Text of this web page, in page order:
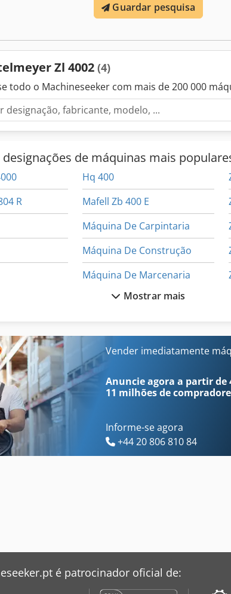
encontradas nas imagens do produto e no documento
Guardar pesquisa
Zl 4002 (4)
todo o Machineseeker com mais de 200 000
designações de máquinas mais
R
Hq 400
Mafell Zb 400 E
Máquina De Carpintaria
Máquina De Construção
Máquina De Marcenaria
Nzm 11 400
Zettelmeyer Zl 402
Zettelmeyer Zl 602
Mostrar mais
Vender imediatamente
Anuncie agora a partir de
11 milhões de
Informe-se agora
+44 20 806 810 84
é patrocinador oficial de: